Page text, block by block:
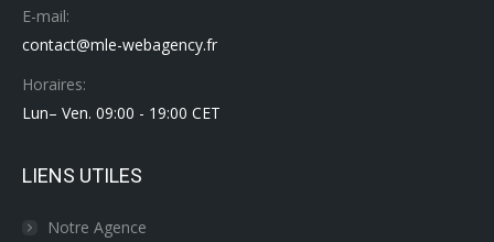
E-mail:
contact@mle-webagency.fr
Horaires:
Lun– Ven. 09:00 - 19:00 CET
LIENS UTILES
Notre Agence